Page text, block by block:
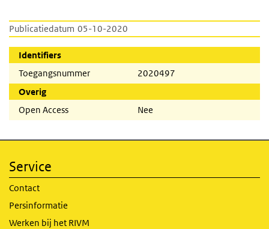
Publicatiedatum 05-10-2020
Identifiers
Toegangsnummer
2020497
Overig
Open Access
Nee
Service
Contact
Persinformatie
Werken bij het RIVM